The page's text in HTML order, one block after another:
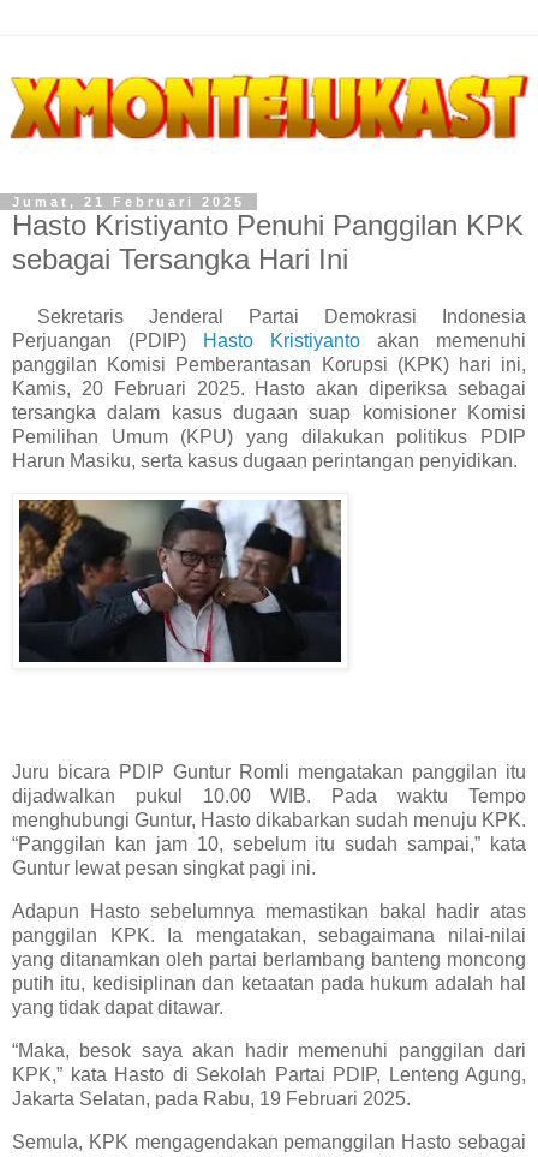
Jumat, 21 Februari 2025
Hasto Kristiyanto Penuhi Panggilan KPK
sebagai Tersangka Hari Ini
Sekretaris Jenderal Partai Demokrasi Indonesia
Perjuangan (PDIP)
Hasto Kristiyanto akan memenuhi
panggilan Komisi Pemberantasan Korupsi (KPK) hari ini,
Kamis, 20 Februari 2025. Hasto akan diperiksa sebagai
tersangka dalam kasus dugaan suap komisioner Komisi
Pemilihan Umum (KPU) yang dilakukan politikus PDIP
Harun Masiku, serta kasus dugaan perintangan penyidikan.
Juru bicara PDIP Guntur Romli mengatakan panggilan itu
dijadwalkan pukul 10.00 WIB. Pada waktu Tempo
menghubungi Guntur, Hasto dikabarkan sudah menuju KPK.
“Panggilan kan jam 10, sebelum itu sudah sampai,” kata
Guntur lewat pesan singkat pagi ini.
Adapun Hasto sebelumnya memastikan bakal hadir atas
panggilan KPK. Ia mengatakan, sebagaimana nilai-nilai
yang ditanamkan oleh partai berlambang banteng moncong
putih itu, kedisiplinan dan ketaatan pada hukum adalah hal
yang tidak dapat ditawar.
“Maka, besok saya akan hadir memenuhi panggilan dari
KPK,” kata Hasto di Sekolah Partai PDIP, Lenteng Agung,
Jakarta Selatan, pada Rabu, 19 Februari 2025.
Semula, KPK mengagendakan pemanggilan Hasto sebagai